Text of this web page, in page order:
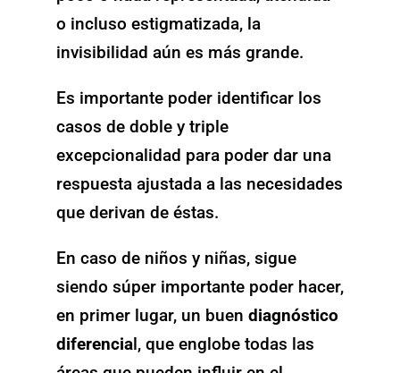
o incluso estigmatizada, la
invisibilidad aún es más grande.
Es importante poder identificar los
casos de doble y triple
excepcionalidad para poder dar una
respuesta ajustada a las necesidades
que derivan de éstas.
En caso de niños y niñas, sigue
siendo súper importante poder hacer,
en primer lugar, un buen diagnóstico
diferencial, que englobe todas las